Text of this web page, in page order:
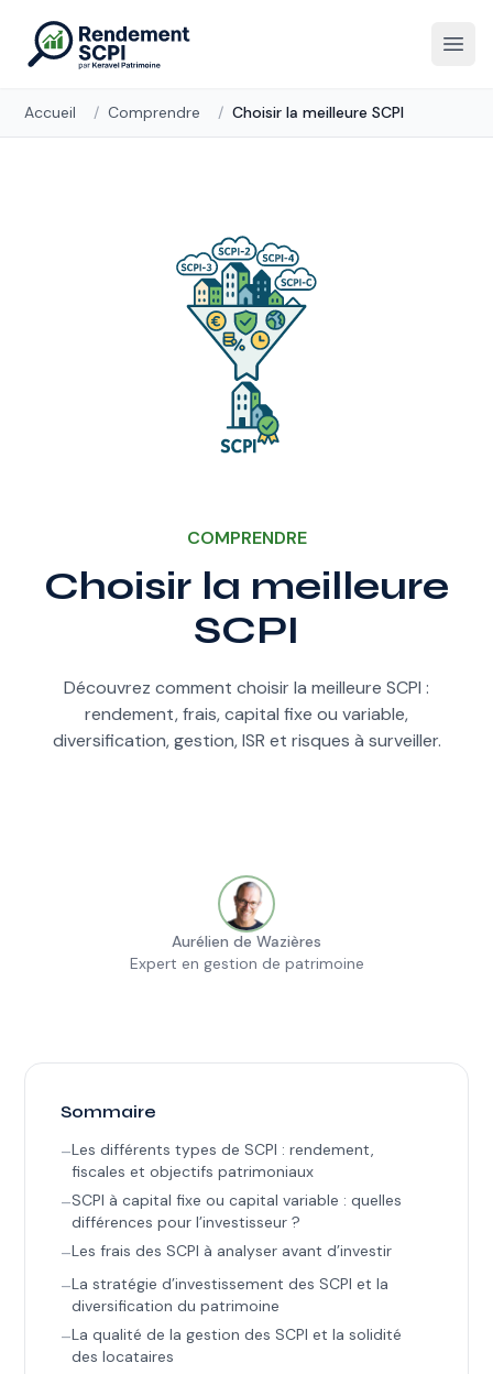
Accueil / Comprendre / Choisir la meilleure SCPI
COMPRENDRE
Choisir la meilleure
SCPI
Découvrez comment choisir la meilleure SCPI :
rendement, frais, capital fixe ou variable,
diversification, gestion, ISR et risques à surveiller.
Aurélien de Wazières
Expert en gestion de patrimoine
Sommaire
–Les différents types de SCPI : rendement,
fiscales et objectifs patrimoniaux
–SCPI à capital fixe ou capital variable : quelles
différences pour l’investisseur ?
–Les frais des SCPI à analyser avant d’investir
–La stratégie d’investissement des SCPI et la
diversification du patrimoine
–La qualité de la gestion des SCPI et la solidité
des locataires